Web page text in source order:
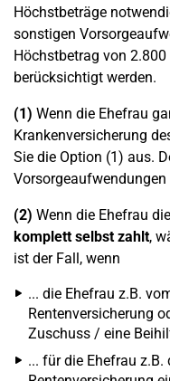
Höchstbeträge
sonstigen
Höchstbetrag von
berücksichtigt werden.
(1) Wenn die Ehefrau
Krankenversicherung
Sie die Option (1) aus.
(2) Wenn die Ehefrau die
komplett selbst zahlt,
ist der Fall, wenn
... die Ehefrau z.B.
Rentenversicherung
Zuschuss / eine
... für die Ehefrau z.B.